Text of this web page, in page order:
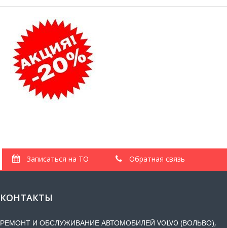
Записаться на ТО Обратная связь
КОНТАКТЫ
РЕМОНТ И ОБСЛУЖИВАНИЕ АВТОМОБИЛЕЙ VOLVO (ВОЛЬВО),